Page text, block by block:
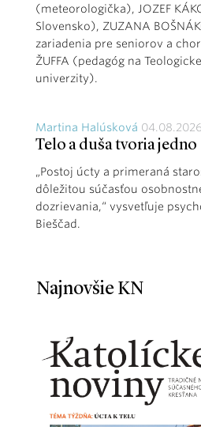
(meteorologička), JOZEF
Slovensko), ZUZANA
zariadenia pre seniorov a
ŽUFFA (pedagóg na
univerzity).
Martina Halúsková 04.08.2026
Telo a duša tvoria jedno
„Postoj úcty a primeraná
dôležitou súčasťou
dozrievania,“ vysvetľuje
Bieščad.
Najnovšie KN